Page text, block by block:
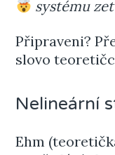
systému
Připraveni?
slovo
Nelineární
Ehm